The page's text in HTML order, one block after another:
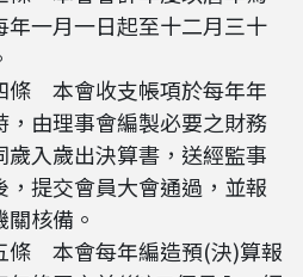
年一月一日起至十二月三十
條 本會收支帳項於每年年
，由理事會編製必要之財務
歲入歲出決算書，送經監事
，提交會員大會通過，並報
核備。
條 本會每年編造預(決)算報